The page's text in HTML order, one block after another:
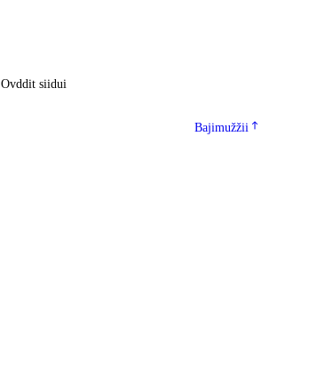
Ovddit siidui
Bajimužžii